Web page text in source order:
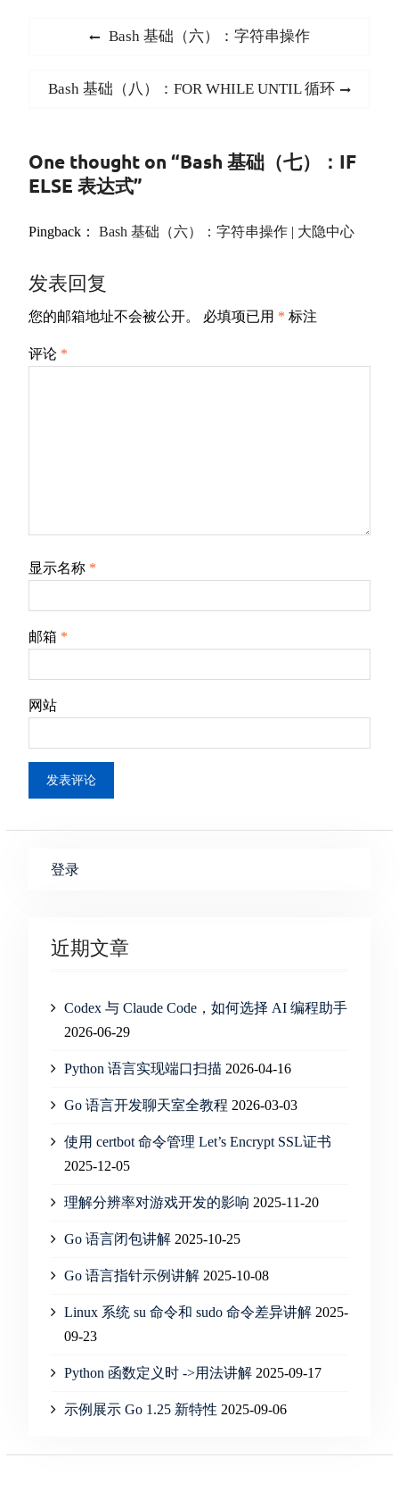
导
Previous
Bash 基础（六）：字符串操作
Next
Bash 基础（八）：FOR WHILE UNTIL 循环
One thought on “Bash 基础（七）：IF
ELSE 表达式”
Pingback： Bash 基础（六）：字符串操作 | 大隐中心
发表回复
您的邮箱地址不会被公开。 必填项已用 * 标注
评论 *
显示名称 *
邮箱 *
网站
登录
近期文章
Codex 与 Claude Code，如何选择 AI 编程助手
2026-06-29
Python 语言实现端口扫描 2026-04-16
Go 语言开发聊天室全教程 2026-03-03
使用 certbot 命令管理 Let’s Encrypt SSL证书
2025-12-05
理解分辨率对游戏开发的影响 2025-11-20
Go 语言闭包讲解 2025-10-25
Go 语言指针示例讲解 2025-10-08
Linux 系统 su 命令和 sudo 命令差异讲解 2025-
09-23
Python 函数定义时 ->用法讲解 2025-09-17
示例展示 Go 1.25 新特性 2025-09-06